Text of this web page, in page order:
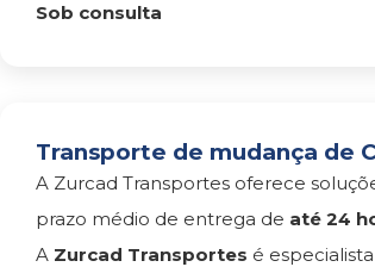
Sob consulta
Transporte de mudança de
A Zurcad Transportes oferece
prazo médio de entrega de até 24
A Zurcad Transportes é